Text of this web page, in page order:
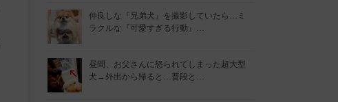
仲良しな『兄弟犬』を撮影していたら…ミ
ラクルな『可愛すぎる行動』…
昼間、お父さんに怒られてしまった超大型
犬→外出から帰ると…普段と…